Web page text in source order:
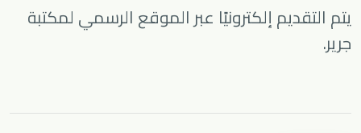
يتم التقديم إلكترونيًا عبر الموقع الرسمي لمكتبة
جرير.